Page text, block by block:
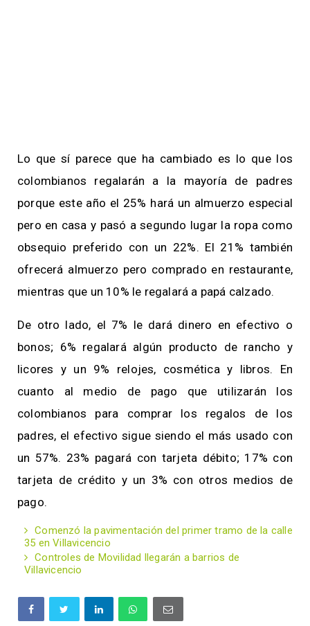
Lo que sí parece que ha cambiado es lo que los
colombianos regalarán a la mayoría de padres
porque este año el 25% hará un almuerzo especial
pero en casa y pasó a segundo lugar la ropa como
obsequio preferido con un 22%. El 21% también
ofrecerá almuerzo pero comprado en restaurante,
mientras que un 10% le regalará a papá calzado.
De otro lado, el 7% le dará dinero en efectivo o
bonos; 6% regalará algún producto de rancho y
licores y un 9% relojes, cosmética y libros. En
cuanto al medio de pago que utilizarán los
colombianos para comprar los regalos de los
padres, el efectivo sigue siendo el más usado con
un 57%. 23% pagará con tarjeta débito; 17% con
tarjeta de crédito y un 3% con otros medios de
pago.
Comenzó la pavimentación del primer tramo de la calle
35 en Villavicencio
Controles de Movilidad llegarán a barrios de
Villavicencio